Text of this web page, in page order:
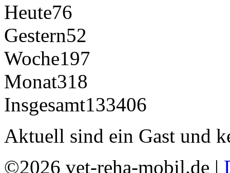
Heute76
Gestern52
Woche197
Monat318
Insgesamt133406
Aktuell sind ein Gast und
©2026 vet-reha-mobil.de |